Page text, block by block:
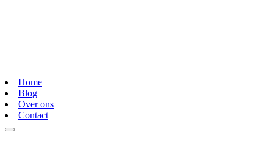
Home
Blog
Over ons
Contact